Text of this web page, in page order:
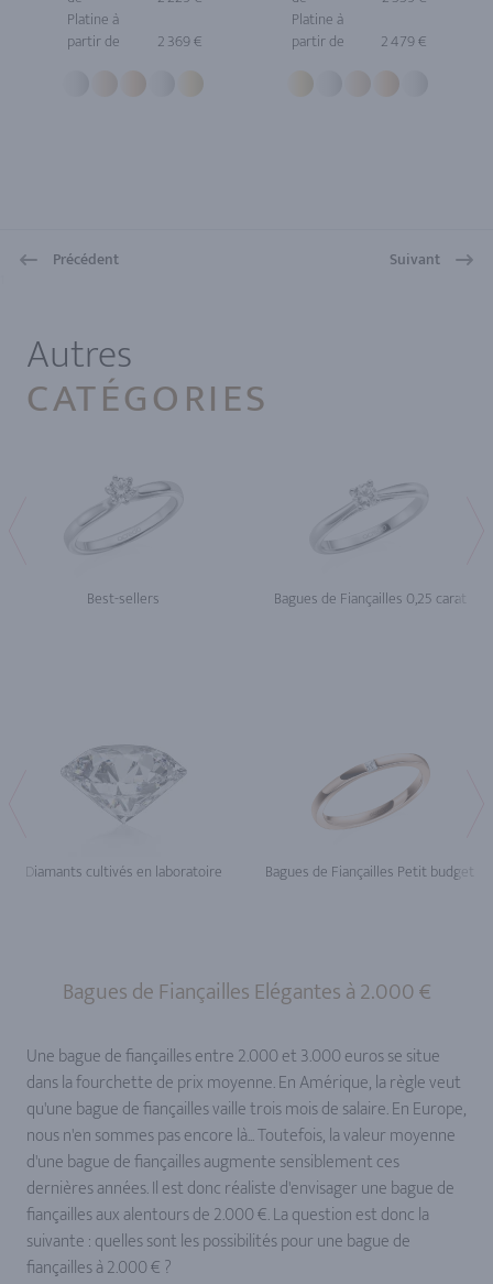
Platine à
partir de
2 369 €
Platine à
partir de
2 479 €
Précédent Suivant
Autres
CATÉGORIES
Best-sellers Bagues de Fiançailles 0,25 carat
Diamants cultivés en laboratoire Bagues de Fiançailles Petit budget
Bagues de Fiançailles Elégantes à 2.000 €
Une bague de fiançailles entre 2.000 et 3.000 euros se situe
dans la fourchette de prix moyenne. En Amérique, la règle veut
qu'une bague de fiançailles vaille trois mois de salaire. En Europe,
nous n'en sommes pas encore là... Toutefois, la valeur moyenne
d'une bague de fiançailles augmente sensiblement ces
dernières années. Il est donc réaliste d'envisager une bague de
fiançailles aux alentours de 2.000 €. La question est donc la
suivante : quelles sont les possibilités pour une bague de
fiançailles à 2.000 € ?